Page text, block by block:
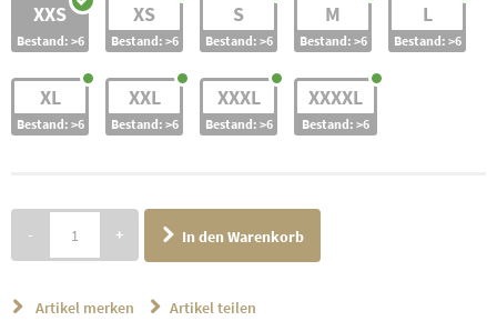
XXS
Bestand: >6
XS
Bestand: >6
S
Bestand: >6
M
Bestand: >6
L
Bestand: >6
XL
Bestand: >6
XXL
Bestand: >6
XXXL
Bestand: >6
XXXXL
Bestand: >6
- + In den Warenkorb
Artikel merken Artikel teilen